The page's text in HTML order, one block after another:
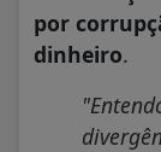
por
dinheiro.